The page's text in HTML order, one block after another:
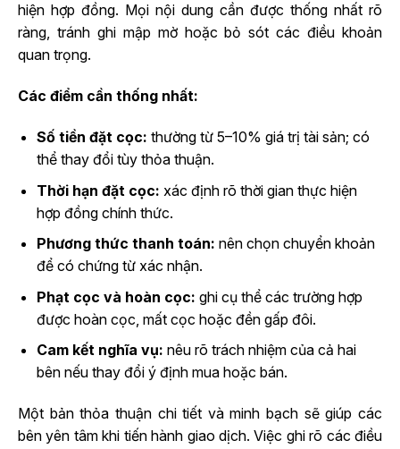
hiện hợp đồng. Mọi nội dung cần được thống nhất rõ
ràng, tránh ghi mập mờ hoặc bỏ sót các điều khoản
quan trọng.
Các điểm cần thống nhất:
Số tiền đặt cọc: thường từ 5–10% giá trị tài sản; có
thể thay đổi tùy thỏa thuận.
Thời hạn đặt cọc: xác định rõ thời gian thực hiện
hợp đồng chính thức.
Phương thức thanh toán: nên chọn chuyển khoản
để có chứng từ xác nhận.
Phạt cọc và hoàn cọc: ghi cụ thể các trường hợp
được hoàn cọc, mất cọc hoặc đền gấp đôi.
Cam kết nghĩa vụ: nêu rõ trách nhiệm của cả hai
bên nếu thay đổi ý định mua hoặc bán.
Một bản thỏa thuận chi tiết và minh bạch sẽ giúp các
bên yên tâm khi tiến hành giao dịch. Việc ghi rõ các điều